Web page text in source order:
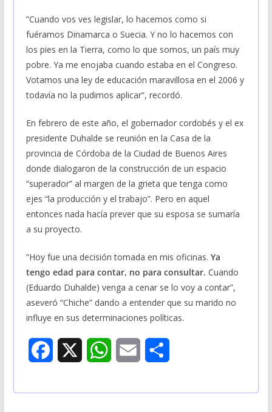
”Cuando vos ves legislar, lo hacemos como si
fuéramos Dinamarca o Suecia. Y no lo hacemos con
los pies en la Tierra, como lo que somos, un país muy
pobre. Ya me enojaba cuando estaba en el Congreso.
Votamos una ley de educación maravillosa en el 2006 y
todavía no la pudimos aplicar”, recordó.
En febrero de este año, el gobernador cordobés y el ex
presidente Duhalde se reunión en la Casa de la
provincia de Córdoba de la Ciudad de Buenos Aires
donde dialogaron de la construcción de un espacio
“superador” al margen de la grieta que tenga como
ejes “la producción y el trabajo”. Pero en aquel
entonces nada hacía prever que su esposa se sumaría
a su proyecto.
”Hoy fue una decisión tomada en mis oficinas. Ya
tengo edad para contar, no para consultar. Cuando
(Eduardo Duhalde) venga a cenar se lo voy a contar”,
aseveró “Chiche” dando a entender que su marido no
influye en sus determinaciones políticas.
W